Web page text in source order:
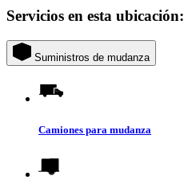
Servicios en esta ubicación:
Suministros de mudanza
Camiones para mudanza